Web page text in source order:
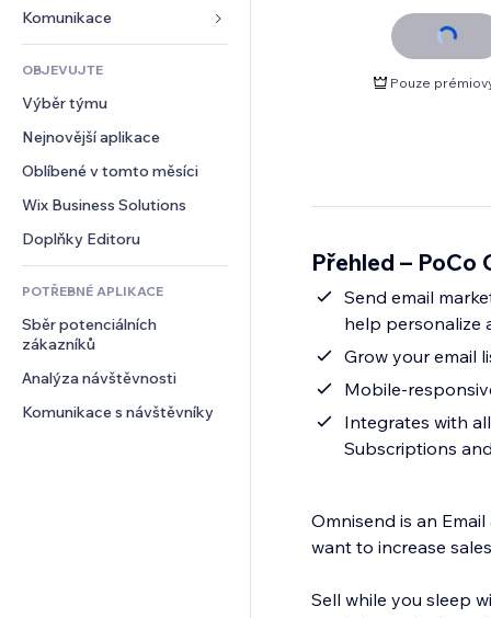
Výpisy webu
E‑mail
Účetnictví
Kupóny a věrnostní programy
Skladování
Jídlo a nápoje
Restaurace
Nemovitosti
Rezervace
Hudba
Podcasty
Fotografie
Video
PDF
Sdílení souborů
Novinky
Mapy a navigace
Soukromí a bezpečnost
Hodiny
Šablony stránek
Efekty pro obrázky
Tlačítka a nabídky
Bannery a odznaky
Kalkulačky
Vyhledávání
Počasí
Tabulky a grafy
Formuláře
Ankety
Chat
Komentáře
Telefon
Komunita
Reference a recenze
CRM
OBJEVUJTE
Výběr týmu
Nejnovější aplikace
Oblíbené v tomto měsíci
Wix Business Solutions
Doplňky Editoru
POTŘEBNÉ APLIKACE
Sběr potenciálních
zákazníků
Analýza návštěvnosti
Komunikace s návštěvníky
Pouze
Přehled – PoCo
Send email
help personalize
Grow your email
Mobile-
Integrates with
Subscriptions
Omnisend is an
want to increase
Sell while you sleep